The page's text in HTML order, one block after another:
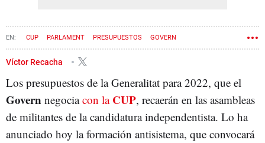
CUP PARLAMENT PRESUPUESTOS GOVERN
Víctor Recacha
Los presupuestos de la Generalitat para 2022, que el
Govern negociacon la CUP, recaerán en las asambleas
de militantes de la candidatura independentista. Lo ha
anunciado hoy la formación antisistema, que convocará